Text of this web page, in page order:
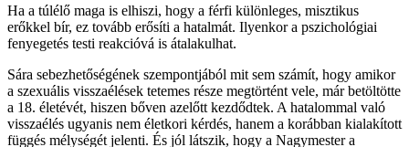
Ha a túlélő maga is elhiszi, hogy a férfi különleges, misztikus
erőkkel bír, ez tovább erősíti a hatalmát. Ilyenkor a pszichológiai
fenyegetés testi reakcióvá is átalakulhat.
Sára sebezhetőségének szempontjából mit sem számít, hogy amikor
a szexuális visszaélések tetemes része megtörtént vele, már betöltötte
a 18. életévét, hiszen bőven azelőtt kezdődtek. A hatalommal való
visszaélés ugyanis nem életkori kérdés, hanem a korábban kialakított
függés mélységét jelenti. És jól látszik, hogy a Nagymester a